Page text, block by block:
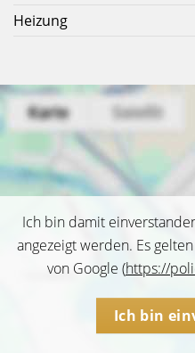
Heizung
Ich bin damit
angezeigt werden. Es
von Google (https://
Ich bin